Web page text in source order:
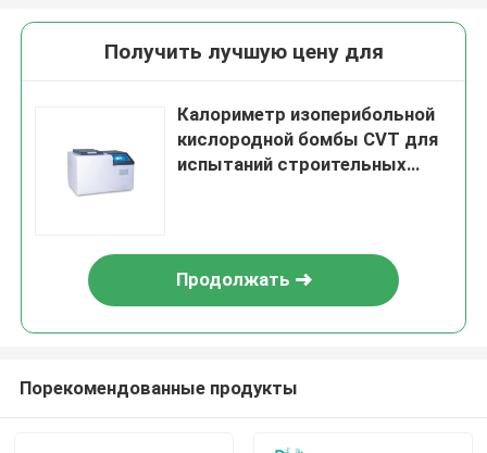
Получить лучшую цену для
Калориметр изоперибольной
кислородной бомбы CVT для
испытаний строительных
Продолжать
Порекомендованные продукты